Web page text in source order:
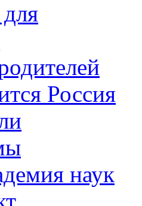
Россия
наук